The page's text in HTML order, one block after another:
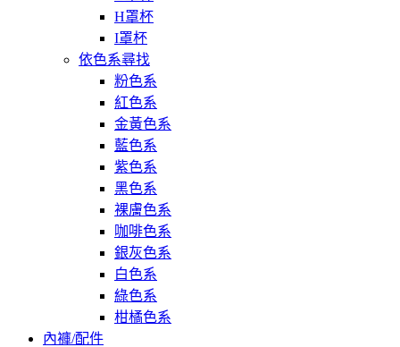
H罩杯
I罩杯
依色系尋找
粉色系
紅色系
金黃色系
藍色系
紫色系
黑色系
裸膚色系
咖啡色系
銀灰色系
白色系
綠色系
柑橘色系
內褲/配件